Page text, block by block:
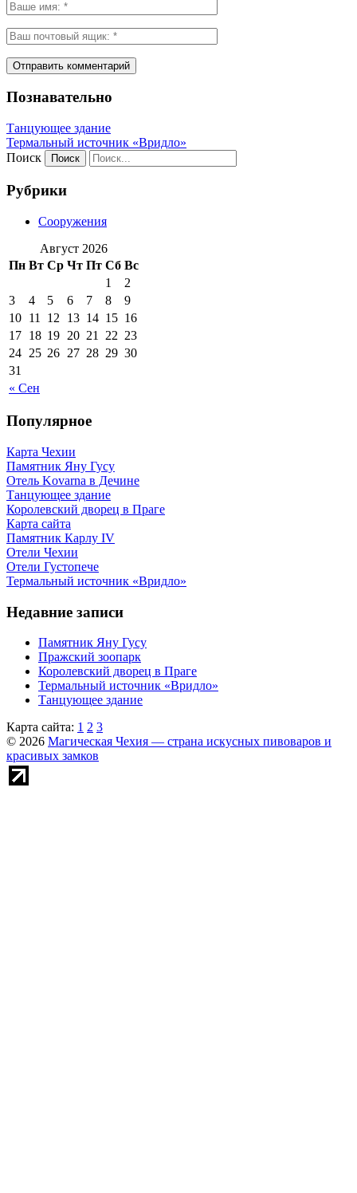
Познавательно
Танцующее здание
Термальный источник «Вридло»
Поиск
Рубрики
Сооружения
Август 2026
Пн Вт Ср Чт Пт Сб Вс
« Сен
1
2
3
4 5 6 7 8
9
10 11 12 13 14 15 16
17 18 19 20 21 22 23
24 25 26 27 28 29 30
31
Популярное
Карта Чехии
Памятник Яну Гусу
Отель Kovarna в Дечине
Танцующее здание
Королевский дворец в Праге
Карта сайта
Памятник Карлу IV
Отели Чехии
Отели Густопече
Термальный источник «Вридло»
Недавние записи
Памятник Яну Гусу
Пражский зоопарк
Королевский дворец в Праге
Термальный источник «Вридло»
Танцующее здание
Карта сайта: 1 2 3
© 2026 Магическая Чехия — страна искусных пивоваров и
красивых замков